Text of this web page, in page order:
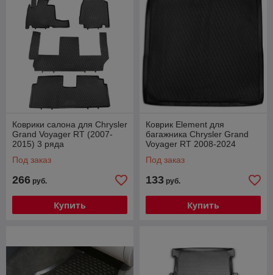
Коврики салона для Chrysler
Grand Voyager RT (2007-
2015) 3 ряда
Под заказ
266 руб.
Купить
Коврик Element для
багажника Chrysler Grand
Voyager RT 2008-2024
Под заказ
133 руб.
Купить